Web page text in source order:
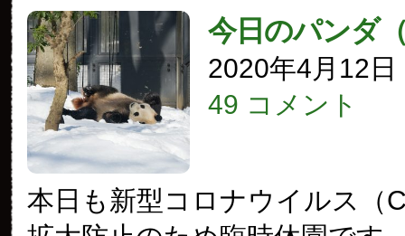
今日のパンダ
2020年4月12日
49 コメント
本日も新型コロナウイルス（